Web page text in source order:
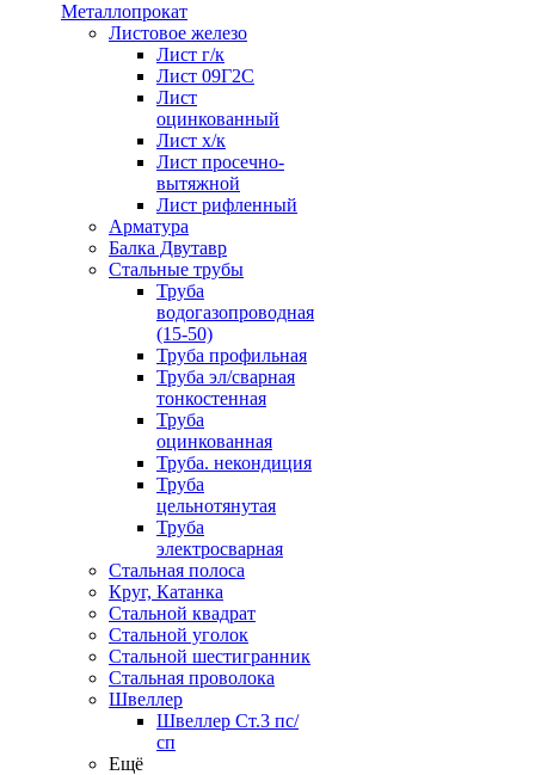
Металлопрокат
Листовое железо
Лист г/к
Лист 09Г2С
Лист
оцинкованный
Лист х/к
Лист просечно-
вытяжной
Лист рифленный
Арматура
Балка Двутавр
Стальные трубы
Труба
водогазопроводная
(15-50)
Труба профильная
Труба эл/сварная
тонкостенная
Труба
оцинкованная
Труба. некондиция
Труба
цельнотянутая
Труба
электросварная
Стальная полоса
Круг, Катанка
Стальной квадрат
Стальной уголок
Стальной шестигранник
Стальная проволока
Швеллер
Швеллер Ст.3 пс/
сп
Ещё